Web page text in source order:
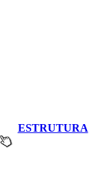
ESTRUTURA